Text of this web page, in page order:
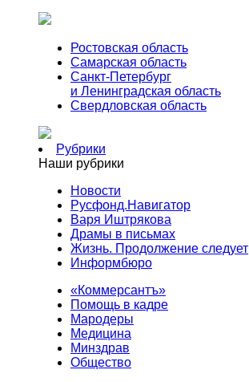
Ростовская область
Самарская область
Санкт-Петербург
и Ленинградская область
Свердловская область
Рубрики
Наши рубрики
Новости
Русфонд.Навигатор
Варя Иштрякова
Драмы в письмах
Жизнь. Продолжение следует
Информбюро
«Коммерсантъ»
Помощь в кадре
Мародеры
Медицина
Минздрав
Общество